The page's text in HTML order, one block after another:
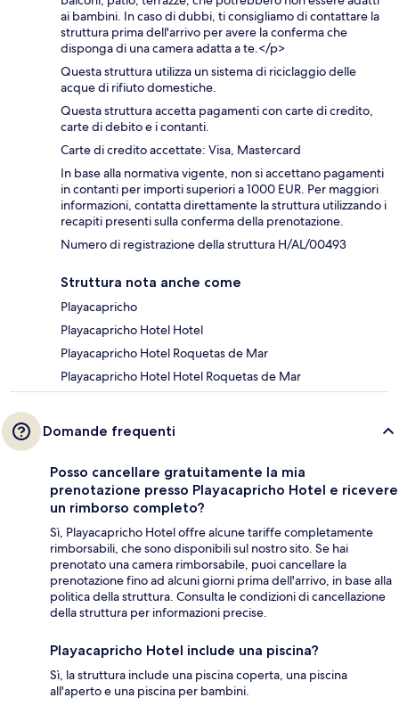
ai bambini. In caso di dubbi, ti consigliamo di contattare la
struttura prima dell'arrivo per avere la conferma che
disponga di una camera adatta a te.</p>
Questa struttura utilizza un sistema di riciclaggio delle
acque di rifiuto domestiche.
Questa struttura accetta pagamenti con carte di credito,
carte di debito e i contanti.
Carte di credito accettate: Visa, Mastercard
In base alla normativa vigente, non si accettano pagamenti
in contanti per importi superiori a 1000 EUR. Per maggiori
informazioni, contatta direttamente la struttura utilizzando i
recapiti presenti sulla conferma della prenotazione.
Numero di registrazione della struttura H/AL/00493
Struttura nota anche come
Playacapricho
Playacapricho Hotel Hotel
Playacapricho Hotel Roquetas de Mar
Playacapricho Hotel Hotel Roquetas de Mar
Domande frequenti
Posso cancellare gratuitamente la mia
prenotazione presso Playacapricho Hotel e ricevere
un rimborso completo?
Sì, Playacapricho Hotel offre alcune tariffe completamente
rimborsabili, che sono disponibili sul nostro sito. Se hai
prenotato una camera rimborsabile, puoi cancellare la
prenotazione fino ad alcuni giorni prima dell'arrivo, in base alla
politica della struttura. Consulta le condizioni di cancellazione
della struttura per informazioni precise.
Playacapricho Hotel include una piscina?
Sì, la struttura include una piscina coperta, una piscina
all'aperto e una piscina per bambini.